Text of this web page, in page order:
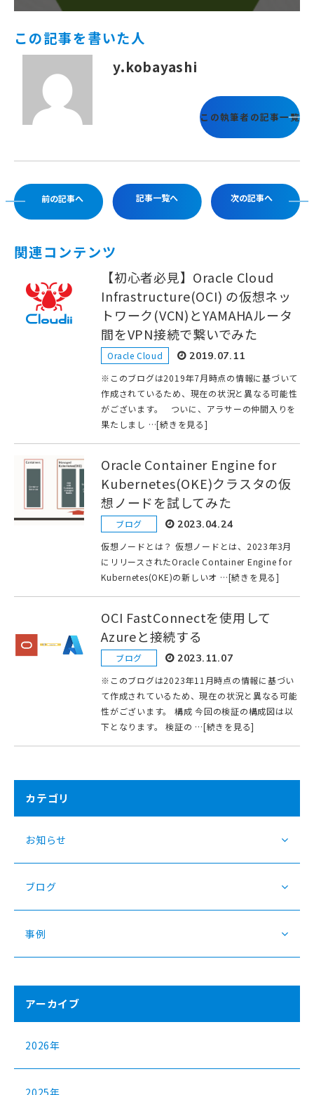
この記事を書いた人
y.kobayashi
この執筆者の記事一覧
前の記事へ 記事一覧へ 次の記事へ
関連コンテンツ
【初心者必見】Oracle Cloud
Infrastructure(OCI) の仮想ネッ
トワーク(VCN)とYAMAHAルータ
間をVPN接続で繋いでみた
Oracle Cloud 2019.07.11
※このブログは2019年7月時点の情報に基づいて
作成されているため、現在の状況と異なる可能性
がございます。 ついに、アラサーの仲間入りを
果たしまし …[続きを見る]
Oracle Container Engine for
Kubernetes(OKE)クラスタの仮
想ノードを試してみた
ブログ 2023.04.24
仮想ノードとは？ 仮想ノードとは、2023年3月
にリリースされたOracle Container Engine for
Kubernetes(OKE)の新しいオ …[続きを見る]
OCI FastConnectを使用して
Azureと接続する
ブログ 2023.11.07
※このブログは2023年11月時点の情報に基づい
て作成されているため、現在の状況と異なる可能
性がございます。 構成 今回の検証の構成図は以
下となります。 検証の …[続きを見る]
カテゴリ
お知らせ
ブログ
事例
アーカイブ
2026年